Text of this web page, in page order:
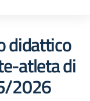
didattico
atleta di
2026